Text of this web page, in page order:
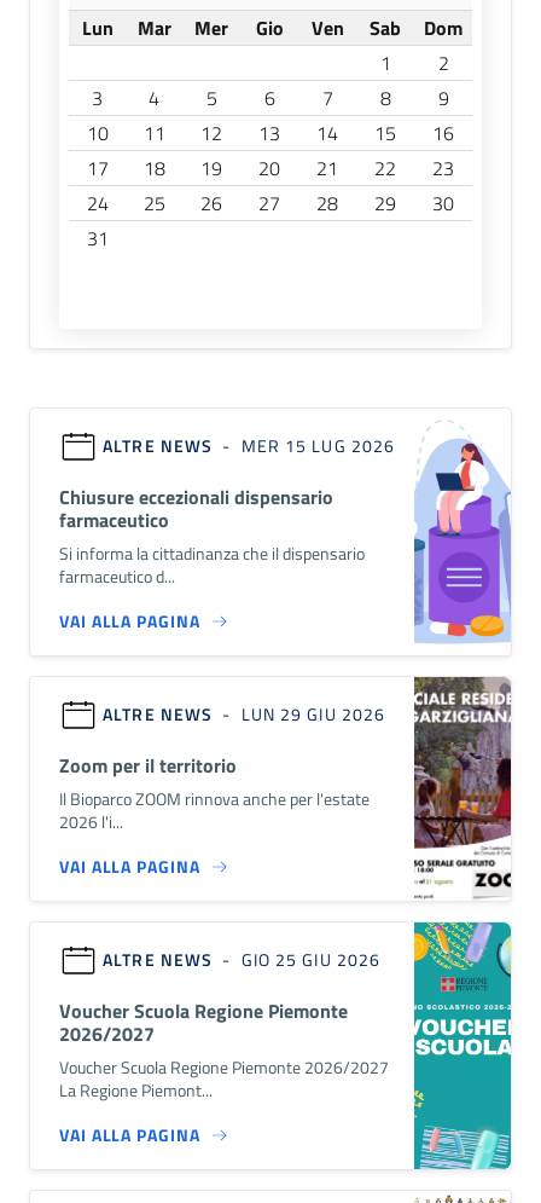
Lun
Mar Mer Gio Ven Sab
Dom
1
2
3
4 5 6 7 8
9
10
11 12 13 14 15
16
17
18 19 20 21 22
23
24
25 26 27 28 29
30
31
ALTRE NEWS - MER 15 LUG 2026
Chiusure eccezionali dispensario
farmaceutico
Si informa la cittadinanza che il dispensario
farmaceutico d...
VAI ALLA PAGINA
ALTRE NEWS - LUN 29 GIU 2026
Zoom per il territorio
Il Bioparco ZOOM rinnova anche per l'estate
2026 l'i...
VAI ALLA PAGINA
ALTRE NEWS - GIO 25 GIU 2026
Voucher Scuola Regione Piemonte
2026/2027
Voucher Scuola Regione Piemonte 2026/2027
La Regione Piemont...
VAI ALLA PAGINA